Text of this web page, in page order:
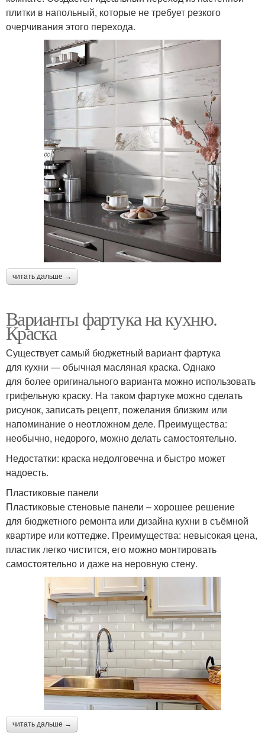
плитки в напольный, которые не требует резкого
очерчивания этого перехода.
читать дальше →
Варианты фартука на кухню.
Краска
Существует самый бюджетный вариант фартука
для кухни — обычная масляная краска. Однако
для более оригинального варианта можно использовать
грифельную краску. На таком фартуке можно сделать
рисунок, записать рецепт, пожелания близким или
напоминание о неотложном деле. Преимущества:
необычно, недорого, можно делать самостоятельно.
Недостатки: краска недолговечна и быстро может
надоесть.
Пластиковые панели
Пластиковые стеновые панели – хорошее решение
для бюджетного ремонта или дизайна кухни в съёмной
квартире или коттедже. Преимущества: невысокая цена,
пластик легко чистится, его можно монтировать
самостоятельно и даже на неровную стену.
читать дальше →